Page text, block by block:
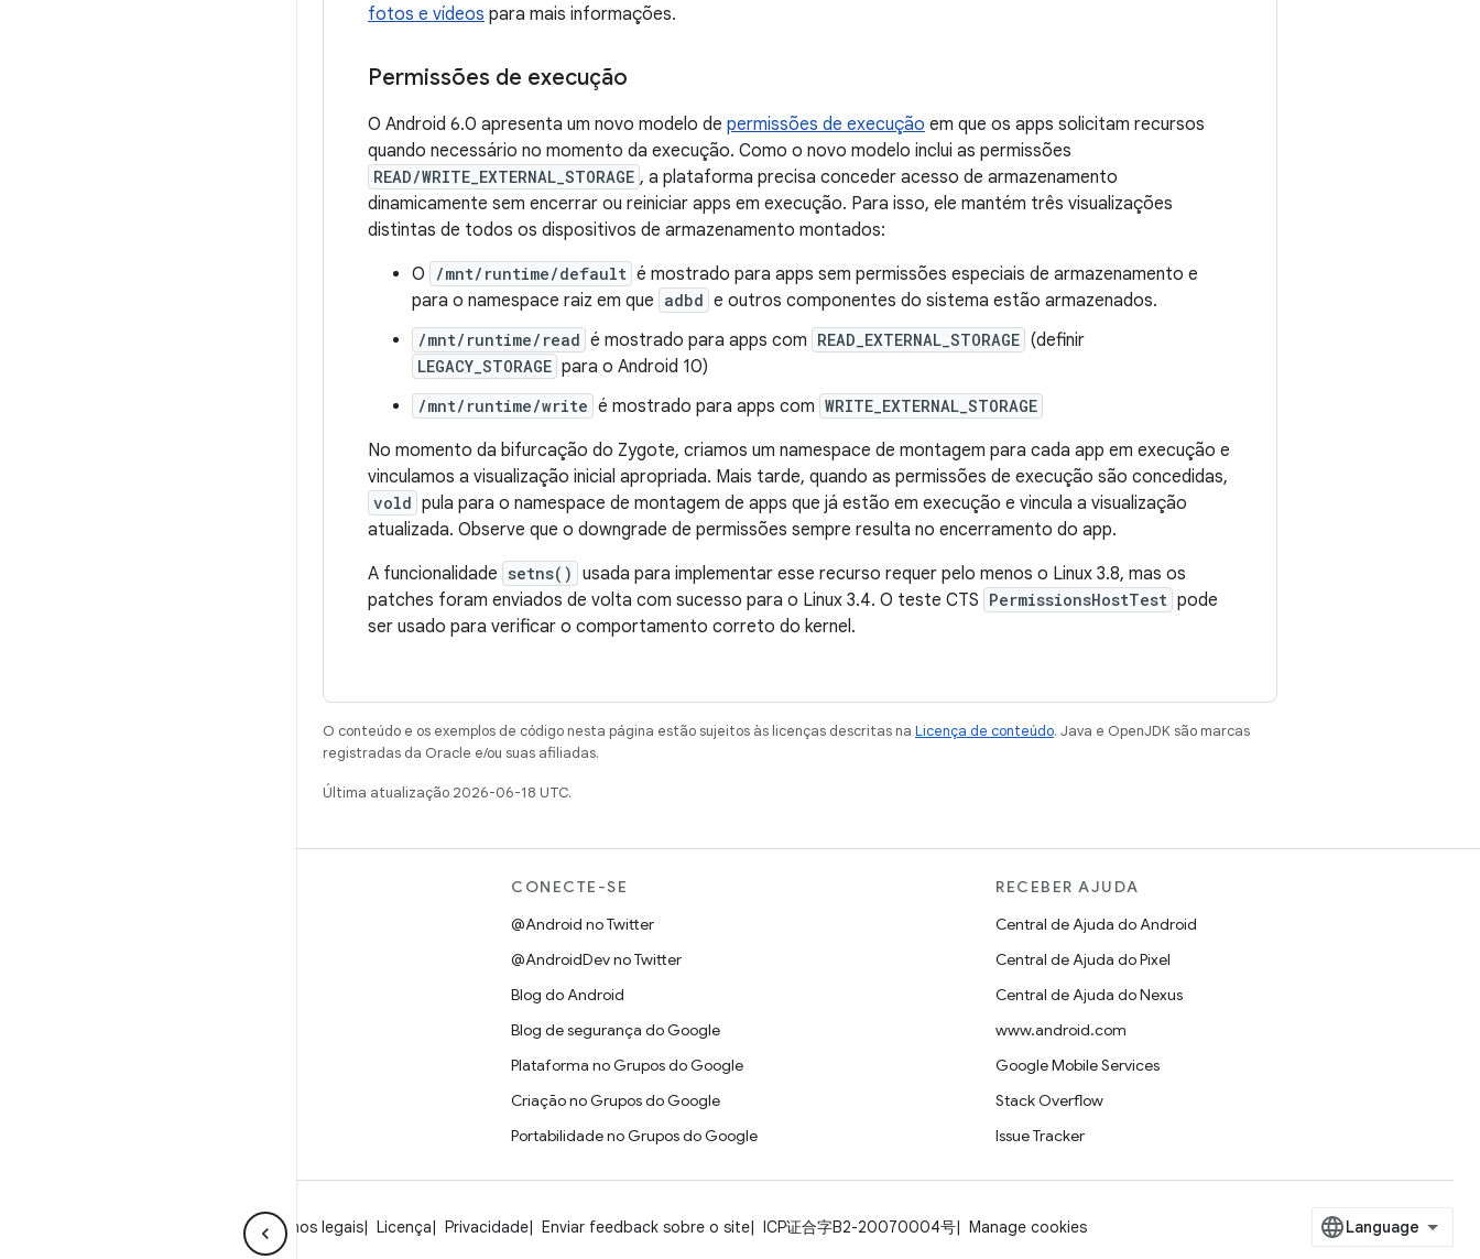
fotos e vídeos para mais informações.
Permissões de execução
O Android 6.0 apresenta um novo modelo de permissões de execução em que os apps solicitam recursos
quando necessário no momento da execução. Como o novo modelo inclui as permissões
READ/WRITE_EXTERNAL_STORAGE , a plataforma precisa conceder acesso de armazenamento
dinamicamente sem encerrar ou reiniciar apps em execução. Para isso, ele mantém três visualizações
distintas de todos os dispositivos de armazenamento montados:
O
/mnt/runtime/default é mostrado para apps sem permissões especiais de armazenamento e
para o namespace raiz em que adbd e outros componentes do sistema estão armazenados.
/mnt/runtime/read é mostrado para apps com READ_EXTERNAL_STORAGE (definir
LEGACY_STORAGE para o Android 10)
/mnt/runtime/write é mostrado para apps com WRITE_EXTERNAL_STORAGE
No momento da bifurcação do Zygote, criamos um namespace de montagem para cada app em execução e
vinculamos a visualização inicial apropriada. Mais tarde, quando as permissões de execução são concedidas,
vold pula para o namespace de montagem de apps que já estão em execução e vincula a visualização
atualizada. Observe que o downgrade de permissões sempre resulta no encerramento do app.
A funcionalidade setns() usada para implementar esse recurso requer pelo menos o Linux 3.8, mas os
patches foram enviados de volta com sucesso para o Linux 3.4. O teste CTS PermissionsHostTest pode
ser usado para verificar o comportamento correto do kernel.
O conteúdo e os exemplos de código nesta página estão sujeitos às licenças descritas na Licença de conteúdo. Java e OpenJDK são marcas
registradas da Oracle e/ou suas afiliadas.
Última atualização 2026-06-18 UTC.
CONECTE-SE
@Android no Twitter
@AndroidDev no Twitter
Blog do Android
Blog de segurança do Google
Plataforma no Grupos do Google
Criação no Grupos do Google
Portabilidade no Grupos do Google
RECEBER AJUDA
Central de Ajuda do Android
Central de Ajuda do Pixel
Central de Ajuda do Nexus
www.android.com
Google Mobile Services
Stack Overflow
Issue Tracker
Comunidade Termos legais Licença Privacidade Enviar feedback sobre o site ICP证合字B2-20070004号 Manage cookies